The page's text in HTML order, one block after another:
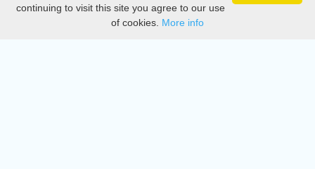
DMCA
continuing to visit this site you agree to our use
of cookies. More info